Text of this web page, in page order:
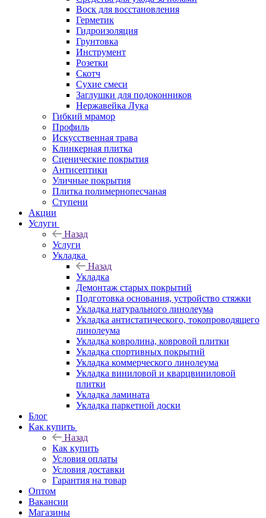
Воск для восстановления
Герметик
Гидроизоляция
Грунтовка
Инструмент
Розетки
Скотч
Сухие смеси
Заглушки для подоконников
Нержавейка Лука
Гибкий мрамор
Профиль
Искусственная трава
Клинкерная плитка
Сценические покрытия
Антисептики
Уличные покрытия
Плитка полимернопесчаная
Ступени
Акции
Услуги
Назад
Услуги
Укладка
Назад
Укладка
Демонтаж старых покрытий
Подготовка основания, устройство стяжки
Укладка натурального линолеума
Укладка антистатического, токопроводящего
линолеума
Укладка ковролина, ковровой плитки
Укладка спортивных покрытий
Укладка коммерческого линолеума
Укладка виниловой и кварцвиниловой
плитки
Укладка ламината
Укладка паркетной доски
Блог
Как купить
Назад
Как купить
Условия оплаты
Условия доставки
Гарантия на товар
Оптом
Вакансии
Магазины